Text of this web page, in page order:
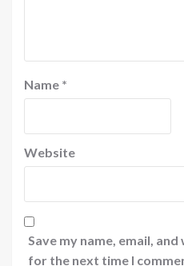
Name *
Website
Save my name, email,
for the next time I